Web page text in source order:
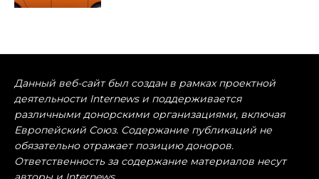
Данный веб-сайт был создан в рамках проектной
деятельности Internews и поддерживается
различными донорскими организациями, включая
Европейский Союз. Содержание публикаций не
обязательно отражает позицию доноров.
Ответственность за содержание материалов несут